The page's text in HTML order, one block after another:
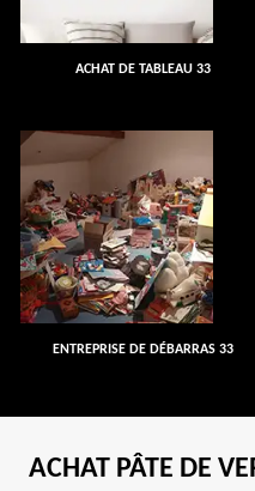
ACHAT DE TABLEAU 33
ENTREPRISE DE DÉBARRAS 33
ACHAT PÂTE DE